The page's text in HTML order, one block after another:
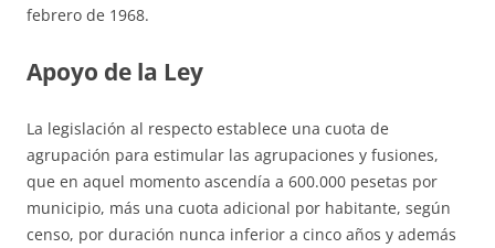
febrero de 1968.
Apoyo de la Ley
La legislación al respecto establece una cuota de
agrupación para estimular las agrupaciones y fusiones,
que en aquel momento ascendía a 600.000 pesetas por
municipio, más una cuota adicional por habitante, según
censo, por duración nunca inferior a cinco años y además